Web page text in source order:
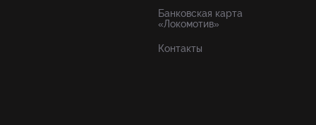
Банковская карта
«Локомотив»
Контакты